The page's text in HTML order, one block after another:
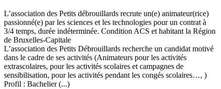
L’association des Petits débrouillards recrute un(e) animateur(rice)
passionné(e) par les sciences et les technologies pour un contrat à
3/4 temps, durée indéterminée. Condition ACS et habitant la Région
de Bruxelles-Capitale
L’association des Petits Débrouillards recherche un candidat motivé
dans le cadre de ses activités (Animateurs pour les activités
extrascolaires, pour les activités scolaires et campagnes de
sensibilisation, pour les activités pendant les congés scolaires…, )
Profil : Bachelier (...)